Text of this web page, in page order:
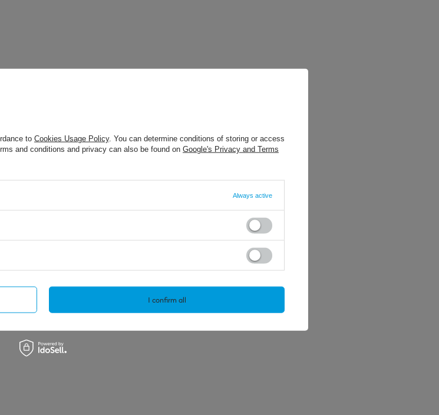
to Cookies Usage Policy. You can determine conditions of storing or access
and conditions and privacy can also be found on Google's Privacy and Terms
Always active
I confirm all